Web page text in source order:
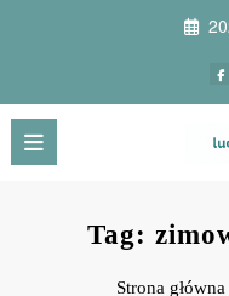
Tag:
Strona główna